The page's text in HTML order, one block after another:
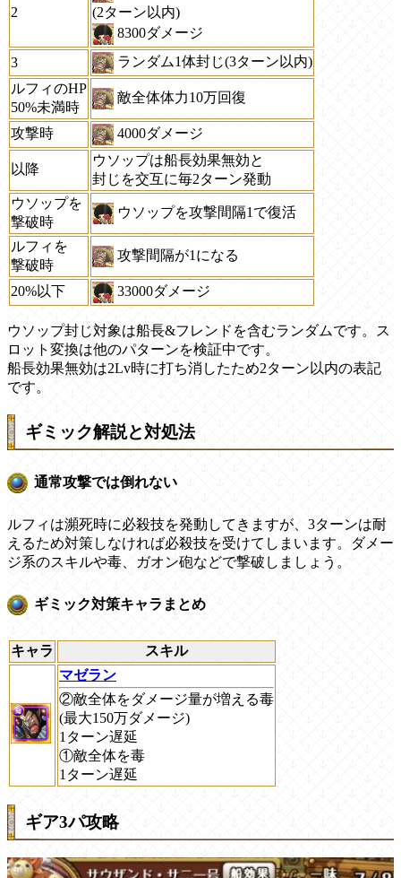
2
(2ターン以内)
8300ダメージ
3
ランダム1体封じ(3ターン以内)
ルフィのHP
50%未満時
敵全体体力10万回復
攻撃時 4000ダメージ
以降
ウソップは船長効果無効と
封じを交互に毎2ターン発動
ウソップを
撃破時
ウソップを攻撃間隔1で復活
ルフィを
撃破時
攻撃間隔が1になる
20%以下 33000ダメージ
ウソップ封じ対象は船長&フレンドを含むランダムです。ス
ロット変換は他のパターンを検証中です。
船長効果無効は2Lv時に打ち消したため2ターン以内の表記
です。
ギミック解説と対処法
通常攻撃では倒れない
ルフィは瀕死時に必殺技を発動してきますが、3ターンは耐
えるため対策しなければ必殺技を受けてしまいます。ダメー
ジ系のスキルや毒、ガオン砲などで撃破しましょう。
ギミック対策キャラまとめ
キャラ
スキル
マゼラン
②敵全体をダメージ量が増える毒
(最大150万ダメージ)
1ターン遅延
①敵全体を毒
1ターン遅延
ギア3パ攻略